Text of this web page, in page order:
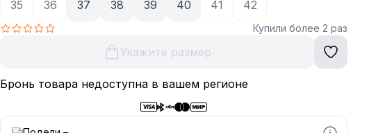
35 36 37 38 39 40 41 42
Купили более 2 раз
Укажите размер
Бронь товара недоступна в вашем регионе